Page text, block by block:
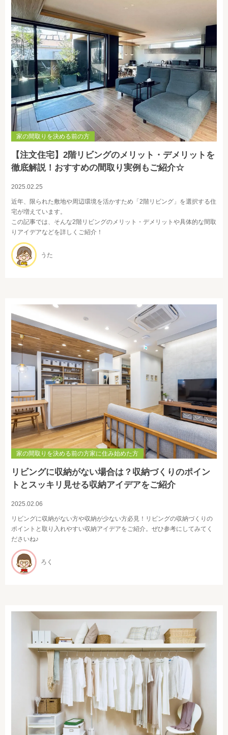
家の間取りを決める前の方
【注文住宅】2階リビングのメリット・デメリットを
徹底解説！おすすめの間取り実例もご紹介☆
2025.02.25
近年、限られた敷地や周辺環境を活かすため「2階リビング」を選択する住
宅が増えています。
この記事では、そんな2階リビングのメリット・デメリットや具体的な間取
りアイデアなどを詳しくご紹介！
うた
家の間取りを決める前の方家に住み始めた方
リビングに収納がない場合は？収納づくりのポイン
トとスッキリ見せる収納アイデアをご紹介
2025.02.06
リビングに収納がない方や収納が少ない方必見！リビングの収納づくりの
ポイントと取り入れやすい収納アイデアをご紹介。ぜひ参考にしてみてく
ださいね♪
ろく